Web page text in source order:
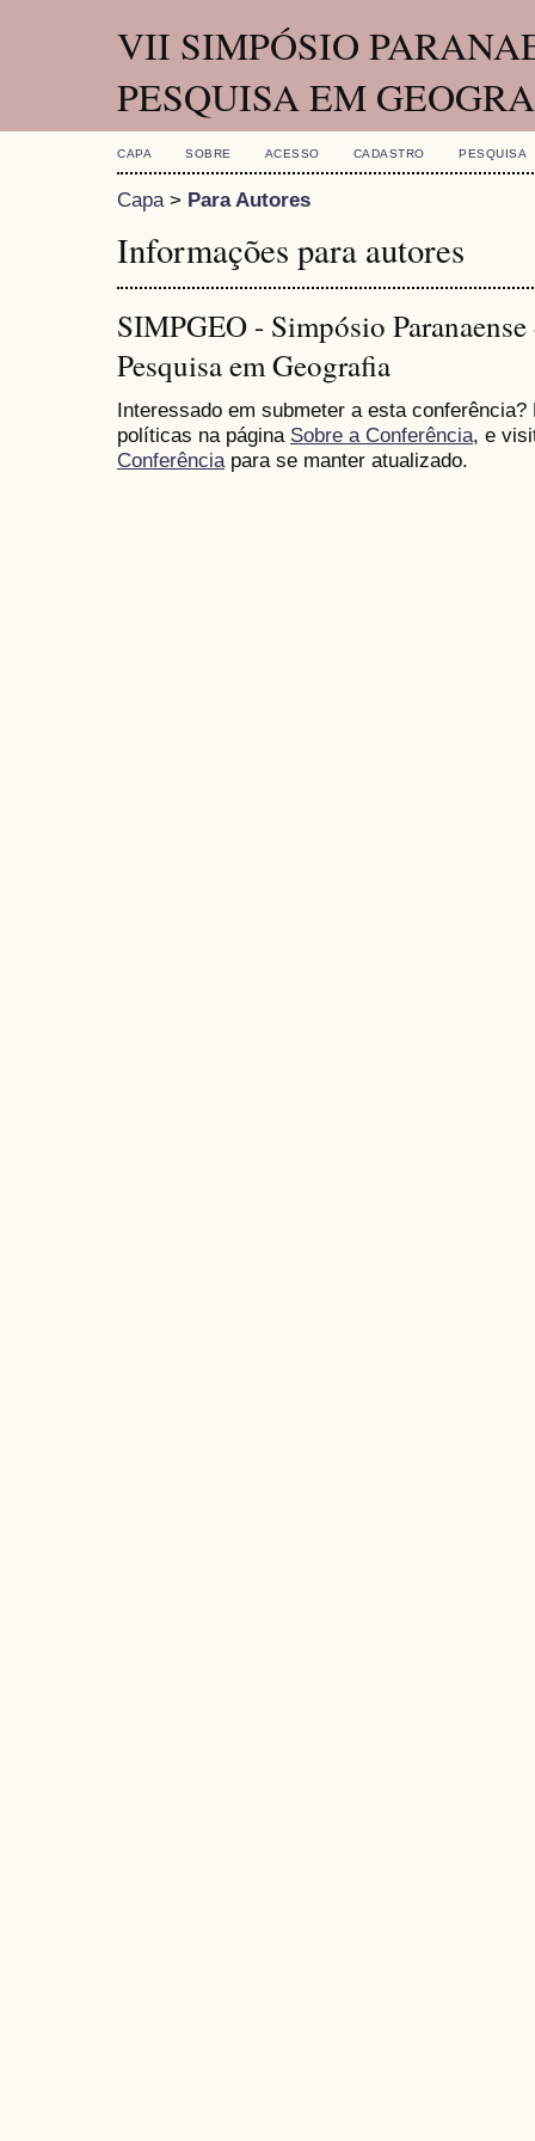
VII SIMPÓSIO
PESQUISA EM
CAPA SOBRE ACESSO CADASTRO PESQUISA
Capa> Para Autores
Informações para autores
SIMPGEO - Simpósio
Pesquisa em Geografia
Interessado em submeter a esta
políticas na página Sobre a Conferência, e
Conferênciapara se manter atualizado.